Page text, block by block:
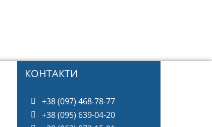
КОНТАКТИ
+38 (097) 468-78-77
+38 (095) 639-04-20